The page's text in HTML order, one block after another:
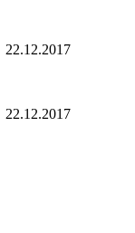
22.12.2017
22.12.2017